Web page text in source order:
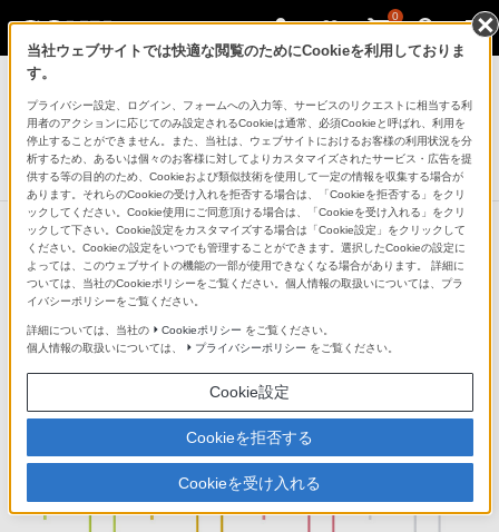
0
ヘッドホン
密閉型インナーイヤーレシーバー
MDR-EX150AP
DISCONTINUED 生産完了
当社ウェブサイトでは快適な閲覧のためにCookieを利用しておりま
す。
プライバシー設定、ログイン、フォームへの入力等、サービスのリクエストに相当する利
用者のアクションに応じてのみ設定されるCookieは通常、必須Cookieと呼ばれ、利用を
停止することができません。また、当社は、ウェブサイトにおけるお客様の利用状況を分
析するため、あるいは個々のお客様に対してよりカスタマイズされたサービス・広告を提
供する等の目的のため、Cookieおよび類似技術を使用して一定の情報を収集する場合が
あります。それらのCookieの受け入れを拒否する場合は、「Cookieを拒否する」をクリ
ックしてください。Cookie使用にご同意頂ける場合は、「Cookieを受け入れる」をクリ
ックして下さい。Cookie設定をカスタマイズする場合は「Cookie設定」をクリックして
ください。Cookieの設定をいつでも管理することができます。選択したCookieの設定に
よっては、このウェブサイトの機能の一部が使用できなくなる場合があります。 詳細に
ついては、当社のCookieポリシーをご覧ください。個人情報の取扱いについては、プラ
イバシーポリシーをご覧ください。
詳細については、当社の Cookieポリシー をご覧ください。
個人情報の取扱いについては、
プライバシーポリシー をご覧ください。
Cookie設定
Cookieを拒否する
Cookieを受け入れる